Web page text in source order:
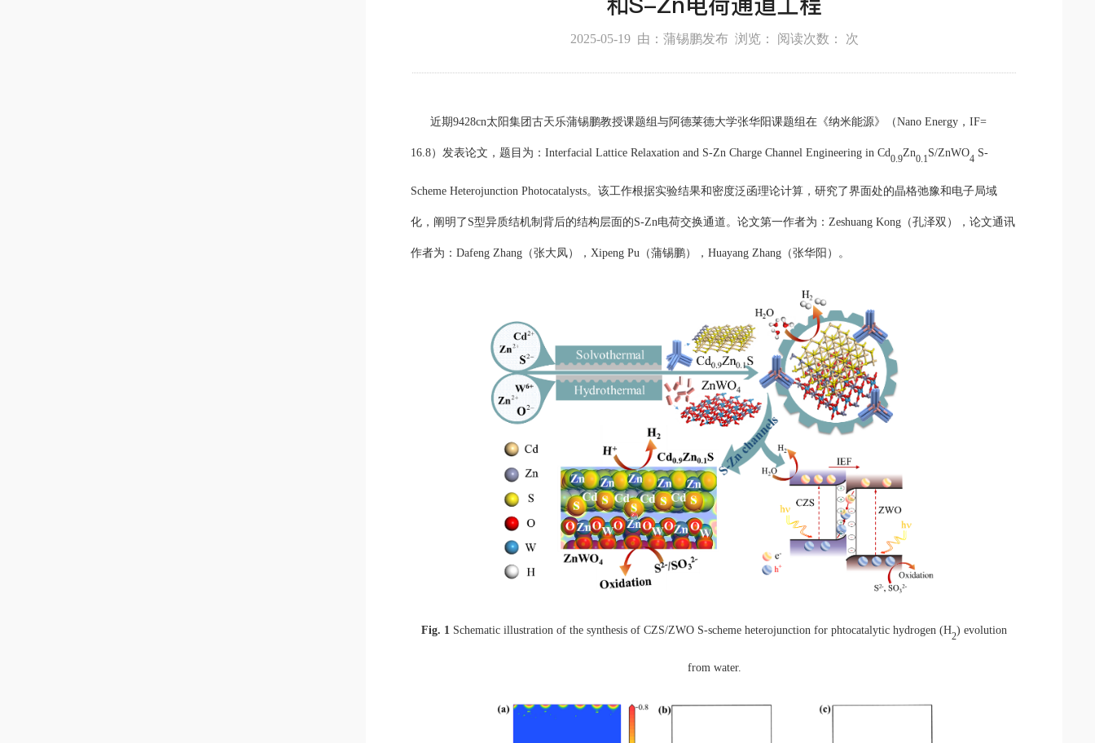
2025-05-19 由：蒲锡鹏发布 浏览： 阅读次数： 次
近期9428cn太阳集团古天乐蒲锡鹏教授课题组与阿德莱德大学张华阳课题组在《纳米能源》（Nano Energy ，IF=
16.8）发表论文，题目为：Interfacial Lattice Relaxation and S-Zn Charge Channel Engineering in Cd
0.9
Zn
0.1
S/ZnWO
4
S-
Scheme Heterojunction Photocatalysts。该工作根据实验结果和密度泛函理论计算，研究了界面处的晶格弛豫和电子局域
化，阐明了 S型异质结机制背后的结构层面的S-Zn电荷交换通道。论文第一作者为： Zeshuang Kong （孔泽双），论文通讯
作者为：Dafeng Zhang （张大凤）， Xipeng Pu （蒲锡鹏），Huayang Zhang （张华阳）。
Fig. 1 Schematic illustration of the synthesis of CZS/ZWO S-scheme heterojunction for phtocatalytic hydrogen (H
2
) evolution
from water.